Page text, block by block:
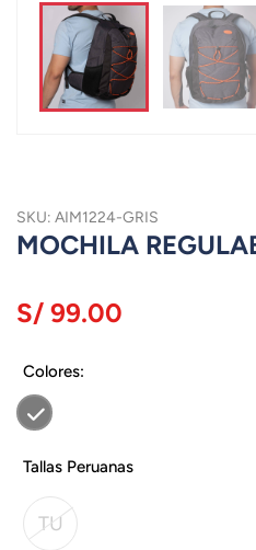
SKU: AIM1224-GRIS
MOCHILA
S/ 99.00
Colores:
Tallas Peruanas
TU